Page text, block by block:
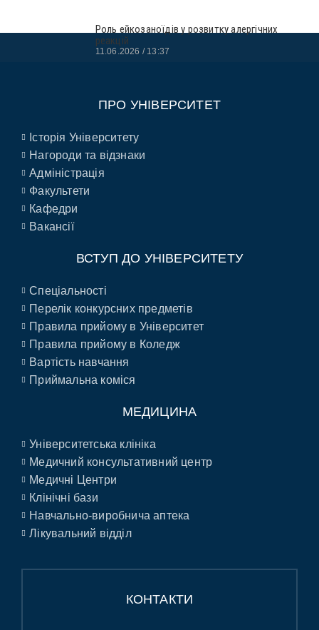
Роль ейкозаноїдів у розвитку алергічних
реакцій
11.06.2026 13:37
ПРО УНІВЕРСИТЕТ
Історія Університету
Нагороди та відзнаки
Адміністрація
Факультети
Кафедри
Вакансії
ВСТУП ДО УНІВЕРСИТЕТУ
Спеціальності
Перелік конкурсних предметів
Правила прийому в Університет
Правила прийому в Коледж
Вартість навчання
Приймальна коміся
МЕДИЦИНА
Університетська клініка
Медичний консультативний центр
Медичні Центри
Клінічні бази
Навчально-виробнича аптека
Лікувальний відділ
КОНТАКТИ